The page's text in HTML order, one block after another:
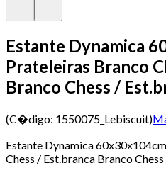
Estante Dynamica
Prateleiras Branco
Branco Chess /
(C�digo: 1550075_Lebiscuit)
Estante Dynamica
Chess / Est.branca Branco